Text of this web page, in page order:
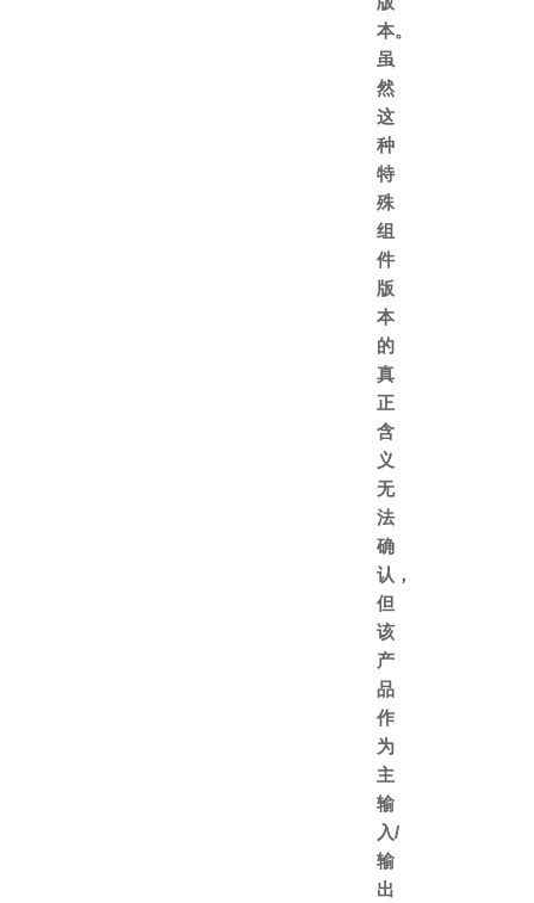
本。
虽
然
这
种
特
殊
组
件
版
本
的
真
正
含
义
无
法
确
认，
但
该
产
品
作
为
主
输
入/
输
出